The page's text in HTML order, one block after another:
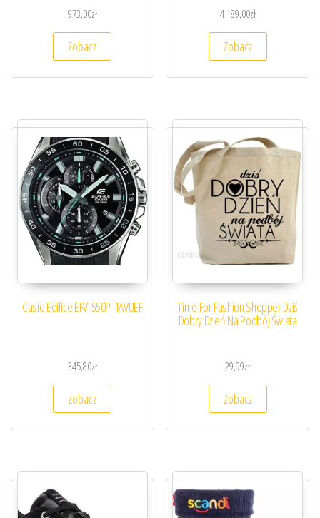
973,00zł
Zobacz
4 189,00zł
Zobacz
Casio Edifice EFV-550P-1AVUEF
345,80zł
Zobacz
Time For Fashion Shopper Dziś
Dobry Dzień Na Podbój Świata
29,99zł
Zobacz